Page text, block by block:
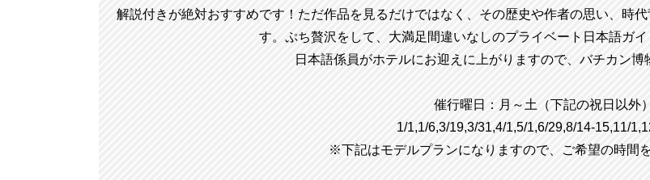
解説付きが絶対おすすめです！ただ作品を見るだけではなく、その歴史や作者の思い、時
す。ぷち贅沢をして、大満足間違いなしのプライベート日本語ガ
日本語係員がホテルにお迎えに上がりますので、バチカン博
催行曜日：月～土（下記の祝日以外）
1/1,1/6,3/19,3/31,4/1,5/1,6/29,8/14-15,11/
※下記はモデルプランになりますので、ご希望の時間